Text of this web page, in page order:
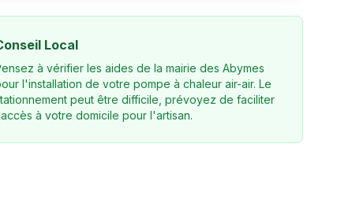
Local
à vérifier les aides de la mairie des Abymes
l'installation de votre pompe à chaleur air-air. Le
peut être difficile, prévoyez de faciliter
à votre domicile pour l'artisan.